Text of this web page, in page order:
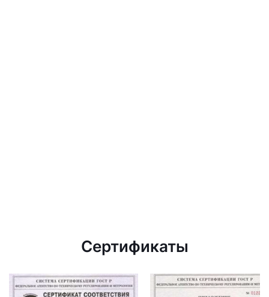
Сертификаты